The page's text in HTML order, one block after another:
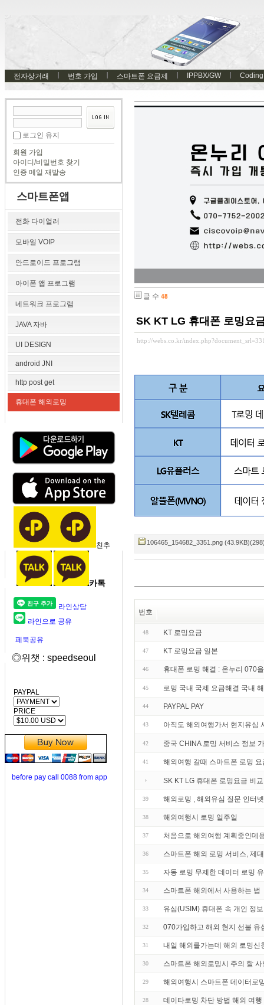
전자상거래 번호 가입 스마트폰 요금제 IPPBX/GW Coding
로그인 유지
회원 가입
아이디/비밀번호 찾기
인증 메일 재발송
스마트폰앱
전화 다이얼러
모바일 VOIP
안드로이드 프로그램
아이폰 앱 프로그램
네트워크 프로그램
JAVA 자바
UI DESIGN
android JNI
http post get
휴대폰 해외로밍
친추
카톡
라인상담
라인으로 공유
페북공유
◎위챗 : speedseoul
PAYPAL
PRICE
before pay call 0088 from app
글 수 48
SK KT LG 휴대폰 로밍요
http://webs.co.kr/
106465_154682_3351.png
번호
48 KT 로밍요금
47 KT 로밍요금 일본
46 휴대폰 로밍 해결 : 온누리 070
45 로밍 국내 국제 요금해결 국내
44 PAYPAL PAY
43 아직도 해외여행가서 현지유심
42 중국 CHINA 로밍 서비스 정보
41 해외여행 갈때 스마트폰 로밍
SK KT LG 휴대폰 로밍요금 비교
39 해외로밍 , 해외유심 질문 인터
38 해외여행시 로밍 일주일
37 처음으로 해외여행 계획중인데
36 스마트폰 해외 로밍 서비스, 제
35 자동 로밍 무제한 데이터 로밍
34 스마트폰 해외에서 사용하는 법
33 유심(USIM) 휴대폰 속 개인 정
32 070가입하고 해외 현지 선불 유
31 내일 해외를가는데 해외 로밍신
30 스마트폰 해외로밍시 주의 할 사
29 해외여행시 스마트폰 데이터로
28 데이타로밍 차단 방법 해외 여